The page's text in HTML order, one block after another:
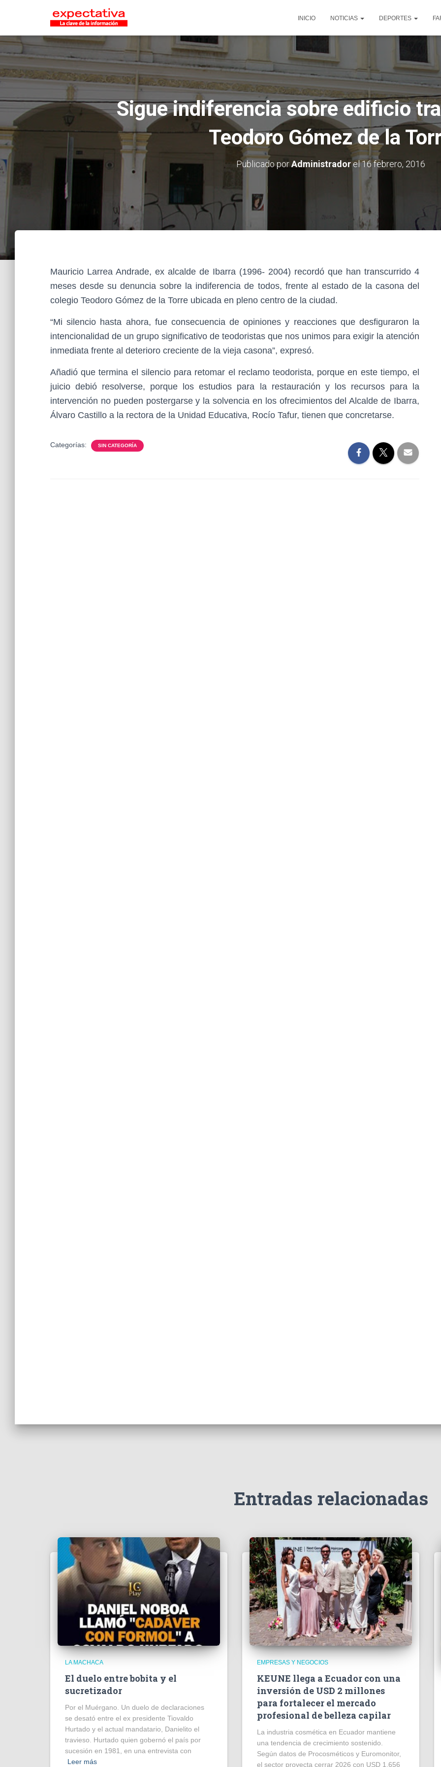
INICIO NOTICIAS DEPORTES
Sigue indiferencia sobre edificio
Teodoro Gómez de la
Publicado porAdministradorel16 febrero, 2016
Mauricio Larrea Andrade, ex alcalde de Ibarra (1996- 2004) recordó que han transcurrido 4
meses desde su denuncia sobre la indiferencia de todos, frente al estado de la casona del
colegio Teodoro Gómez de la Torre ubicada en pleno centro de la ciudad.
“Mi silencio hasta ahora, fue consecuencia de opiniones y reacciones que desfiguraron la
intencionalidad de un grupo significativo de teodoristas que nos unimos para exigir la atención
inmediata frente al deterioro creciente de la vieja casona”, expresó.
Añadió que termina el silencio para retomar el reclamo teodorista, porque en este tiempo, el
juicio debió resolverse, porque los estudios para la restauración y los recursos para la
intervención no pueden postergarse y la solvencia en los ofrecimientos del Alcalde de Ibarra,
Álvaro Castillo a la rectora de la Unidad Educativa, Rocío Tafur, tienen que concretarse.
Categorías: SIN CATEGORÍA
Entradas relacionadas
LA MACHACA
El duelo entre bobita y el
sucretizador
Por el Muérgano. Un duelo de declaraciones
se desató entre el ex presidente Tiovaldo
Hurtado y el actual mandatario, Danielito el
travieso. Hurtado quien gobernó el país por
sucesión en 1981, en una entrevista con
Leer más
EMPRESAS Y NEGOCIOS
KEUNE llega a Ecuador con una
inversión de USD 2 millones
para fortalecer el mercado
profesional de belleza capilar
La industria cosmética en Ecuador mantiene
una tendencia de crecimiento sostenido.
Según datos de Procosméticos y Euromonitor,
el sector proyecta cerrar 2026 con USD 1.656